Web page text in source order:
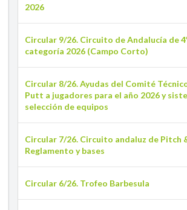
2026
Circular 9/26. Circuito de Andalucía de 4ª,
categoría 2026 (Campo Corto)
Circular 8/26. Ayudas del Comité
Putt a jugadores para el año 2026 y
selección de equipos
Circular 7/26. Circuito andaluz de Pitch
Reglamento y bases
Circular 6/26. Trofeo Barbesula